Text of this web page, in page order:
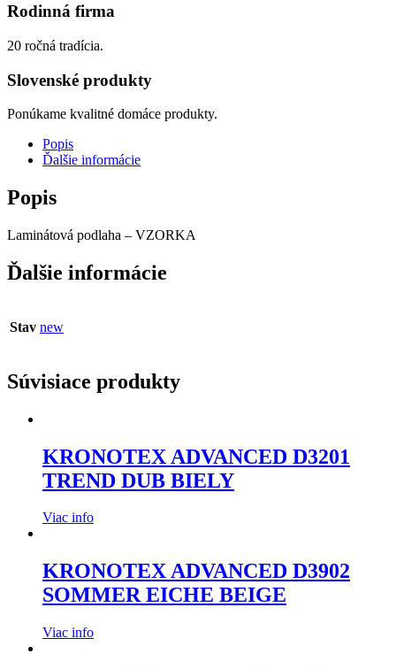
Rodinná firma
20 ročná tradícia.
Slovenské produkty
Ponúkame kvalitné domáce produkty.
Popis
Ďalšie informácie
Popis
Laminátová podlaha – VZORKA
Ďalšie informácie
Stav new
Súvisiace produkty
KRONOTEX ADVANCED D3201
TREND DUB BIELY
Viac info
KRONOTEX ADVANCED D3902
SOMMER EICHE BEIGE
Viac info